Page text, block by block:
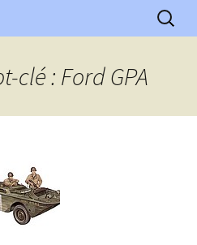
: articles, historiques
clé : Ford GPA